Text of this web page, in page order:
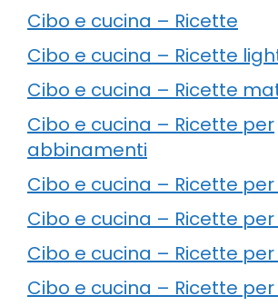
Cibo e cucina – Ricette
Cibo e cucina – Ricette
Cibo e cucina – Ricette
Cibo e cucina – Ricette per
abbinamenti
Cibo e cucina – Ricette
Cibo e cucina – Ricette
Cibo e cucina – Ricette
Cibo e cucina – Ricette